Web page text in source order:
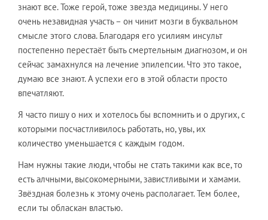
знают все. Тоже герой, тоже звезда медицины. У него
очень незавидная участь – он чинит мозги в буквальном
смысле этого слова. Благодаря его усилиям инсульт
постепенно перестаёт быть смертельным диагнозом, и он
сейчас замахнулся на лечение эпилепсии. Что это такое,
думаю все знают. А успехи его в этой области просто
впечатляют.
Я часто пишу о них и хотелось бы вспомнить и о других, с
которыми посчастливилось работать, но, увы, их
количество уменьшается с каждым годом.
Нам нужны такие люди, чтобы не стать такими как все, то
есть алчными, высокомерными, завистливыми и хамами.
Звёздная болезнь к этому очень располагает. Тем более,
если ты обласкан властью.